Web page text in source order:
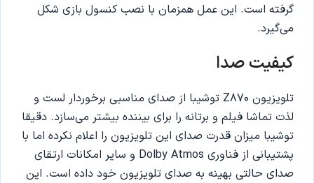
گرفته است. این عمل همزمان با نصب کنسول بازی شکل
می‌گیرد.
کیفیت صدا
تلویزیون Z870 توشیبا از صدای مناسبی برخوردار لست و
لذت تماشا فیلم و برتانه را برای بیننده بیشتر می‌سازد. دقیقا
توشیبا میزان قدرت صدای این تلویزیون را اعلام نکرده اما با
پشتیبانی از فناوری Dolby Atmos و سایر امکانات ارتقای
صدای حالتی بهینه به صدای تلویزیون خود داده است. این